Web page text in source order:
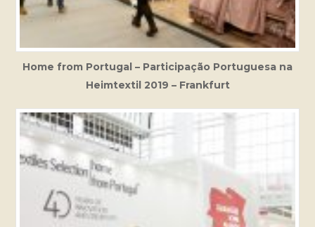
Home from Portugal – Participação Portuguesa na
Heimtextil 2019 – Frankfurt